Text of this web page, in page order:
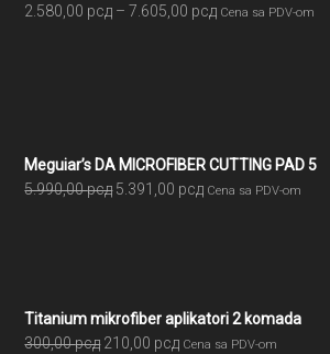
2.580,00 рсд – 7.605,00 рсдRaspon
Cena sa PDV-om
Meguiar’s DA MICROFIBER CUTTING PAD 5
5.990,00рсд Originalna
5.391,00 рсдTrenutna
Cena sa PDV-om
Titanium mikrofiber aplikatori 2 komada
300,00рсд Originalna
210,00 рсдTrenutna
Cena sa PDV-om